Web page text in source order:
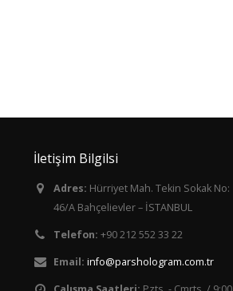
İletişim Bilgilsi
Adres: Hürriyet Mah. Tekin Sokak No:
46/A Bahçelievler – İSTANBUL
Telefon: +90 212 552 33 22
Email: info@parshologram.com.tr